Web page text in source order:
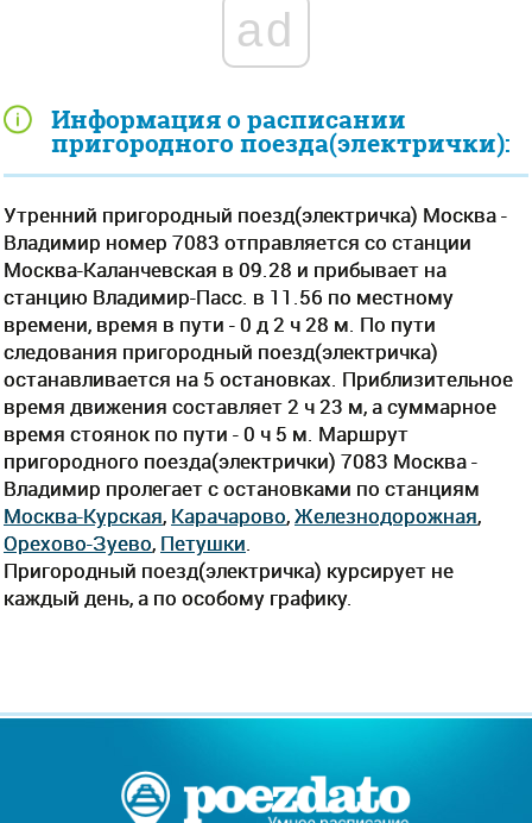
Информация о расписании
пригородного поезда(электрички):
Утренний пригородный поезд(электричка) Москва -
Владимир номер 7083 отправляется со станции
Москва-Каланчевская в 09.28 и прибывает на
станцию Владимир-Пасс. в 11.56 по местному
времени, время в пути - 0 д 2 ч 28 м. По пути
следования пригородный поезд(электричка)
останавливается на 5 остановках. Приблизительное
время движения составляет 2 ч 23 м, а суммарное
время стоянок по пути - 0 ч 5 м. Маршрут
пригородного поезда(электрички) 7083 Москва -
Владимир пролегает c остановками по станциям
Москва-Курская, Карачарово,Железнодорожная,
Орехово-Зуево, Петушки
Пригородный поезд(электричка) курсирует не
каждый день, а по особому графику.
ad